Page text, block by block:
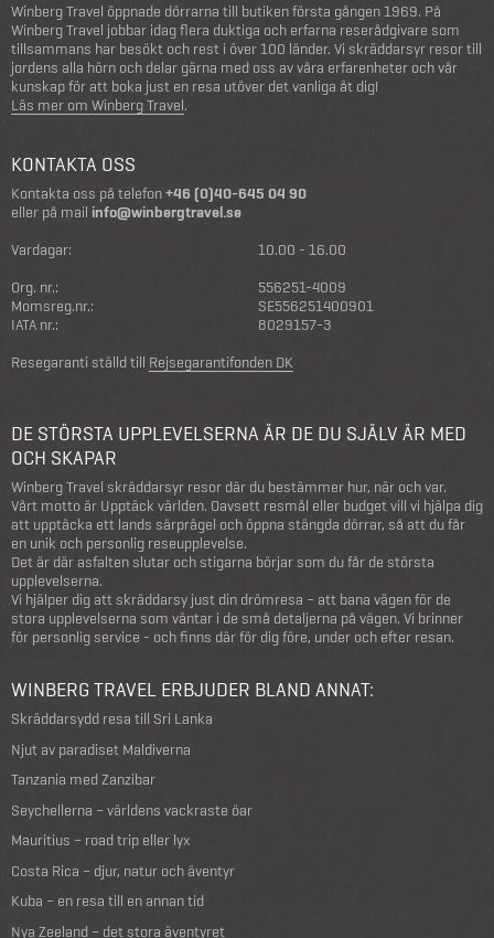
Winberg Travel öppnade dörrarna till butiken första gången 1969. På
Winberg Travel jobbar idag flera duktiga och erfarna reserådgivare som
tillsammans har besökt och rest i över 100 länder. Vi skräddarsyr resor till
jordens alla hörn och delar gärna med oss av våra erfarenheter och vår
kunskap för att boka just en resa utöver det vanliga åt dig!
Läs mer om Winberg Travel.
KONTAKTA OSS
Kontakta oss på telefon+46 (0)40-645 04 90
eller på mail info@winbergtravel.se
Vardagar:
10.00 - 16.00
Org. nr.:
556251-4009
Momsreg.nr.:
SE556251400901
IATA nr.:
8029157-3
Resegaranti ställd till Rejsegarantifonden DK
DE STÖRSTA UPPLEVELSERNA ÄR DE DU SJÄLV ÄR MED
OCH SKAPAR
Winberg Travel skräddarsyr resor där du bestämmer hur, när och var.
Vårt motto är Upptäck världen. Oavsett resmål eller budget vill vi hjälpa dig
att upptäcka ett lands särprägel och öppna stängda dörrar, så att du får
en unik och personlig reseupplevelse.
Det är där asfalten slutar och stigarna börjar som du får de största
upplevelserna.
Vi hjälper dig att skräddarsy just din drömresa – att bana vägen för de
stora upplevelserna som väntar i de små detaljerna på vägen. Vi brinner
för personlig service - och finns där för dig före, under och efter resan.
WINBERG TRAVEL ERBJUDER BLAND ANNAT:
Skräddarsydd resa till Sri Lanka
Njut av paradiset Maldiverna
Tanzania med Zanzibar
Seychellerna – världens vackraste öar
Mauritius – road trip eller lyx
Costa Rica – djur, natur och äventyr
Kuba – en resa till en annan tid
Nya Zeeland – det stora äventyret